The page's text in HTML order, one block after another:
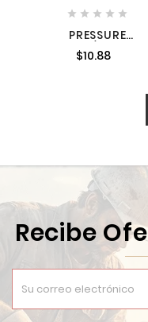
    
PRESSURE
SPRING/2605-20
40505262$10.88
Recibe